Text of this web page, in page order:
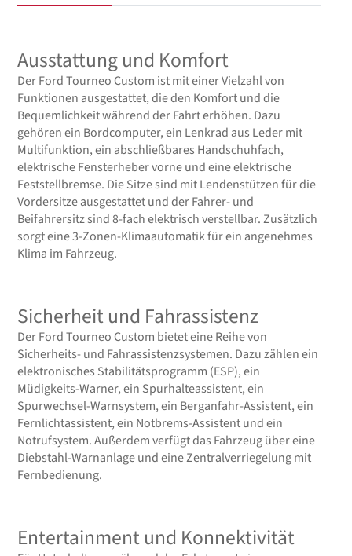
Ausstattung und Komfort
Der Ford Tourneo Custom ist mit einer Vielzahl von
Funktionen ausgestattet, die den Komfort und die
Bequemlichkeit während der Fahrt erhöhen. Dazu
gehören ein Bordcomputer, ein Lenkrad aus Leder mit
Multifunktion, ein abschließbares Handschuhfach,
elektrische Fensterheber vorne und eine elektrische
Feststellbremse. Die Sitze sind mit Lendenstützen für die
Vordersitze ausgestattet und der Fahrer- und
Beifahrersitz sind 8-fach elektrisch verstellbar. Zusätzlich
sorgt eine 3-Zonen-Klimaautomatik für ein angenehmes
Klima im Fahrzeug.
Sicherheit und Fahrassistenz
Der Ford Tourneo Custom bietet eine Reihe von
Sicherheits- und Fahrassistenzsystemen. Dazu zählen ein
elektronisches Stabilitätsprogramm (ESP), ein
Müdigkeits-Warner, ein Spurhalteassistent, ein
Spurwechsel-Warnsystem, ein Berganfahr-Assistent, ein
Fernlichtassistent, ein Notbrems-Assistent und ein
Notrufsystem. Außerdem verfügt das Fahrzeug über eine
Diebstahl-Warnanlage und eine Zentralverriegelung mit
Fernbedienung.
Entertainment und Konnektivität